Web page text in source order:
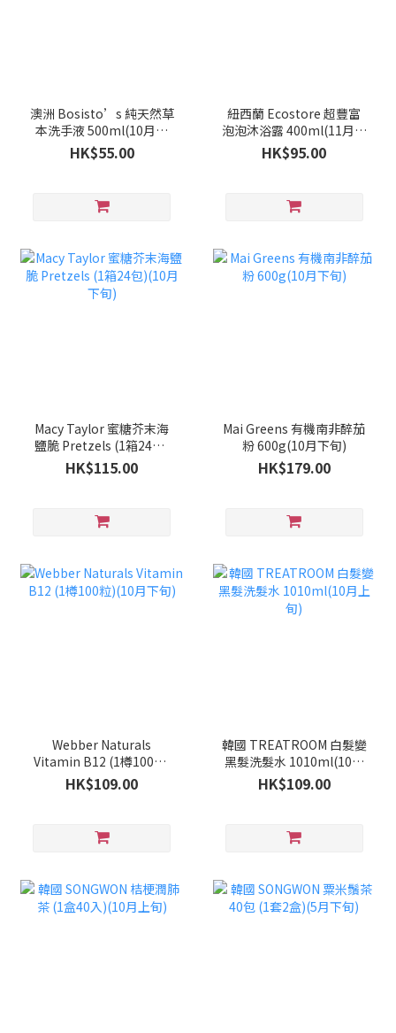
澳洲 Bosisto’s 純天然草
本洗手液 500ml(10月下
旬)
HK$55.00
紐西蘭 Ecostore 超豐富
泡泡沐浴露 400ml(11月中
旬)
HK$95.00
Macy Taylor 蜜糖芥末海
鹽脆 Pretzels (1箱24包)
(10月下旬)
HK$115.00
Mai Greens 有機南非醉茄
粉 600g(10月下旬)
HK$179.00
Webber Naturals
Vitamin B12 (1樽100粒)
(10月下旬)
HK$109.00
韓國 TREATROOM 白髮變
黑髮洗髮水 1010ml(10月
上旬)
HK$109.00